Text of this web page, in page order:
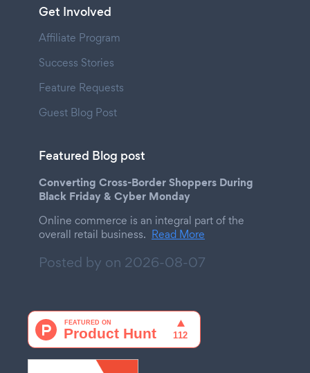
Get Involved
Affiliate Program
Success Stories
Feature Requests
Guest Blog Post
Featured Blog post
Converting Cross-Border Shoppers During
Black Friday & Cyber Monday
Online commerce is an integral part of the
overall retail business. Read More
Posted by on 2026-08-07